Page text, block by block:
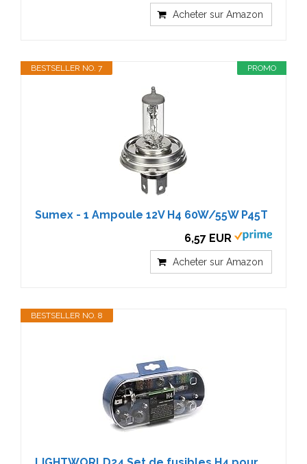
Acheter sur Amazon
PROMO
BESTSELLER NO. 7
Sumex - 1 Ampoule 12V H4 60W/55W P45T
6,57 EUR
Acheter sur Amazon
BESTSELLER NO. 8